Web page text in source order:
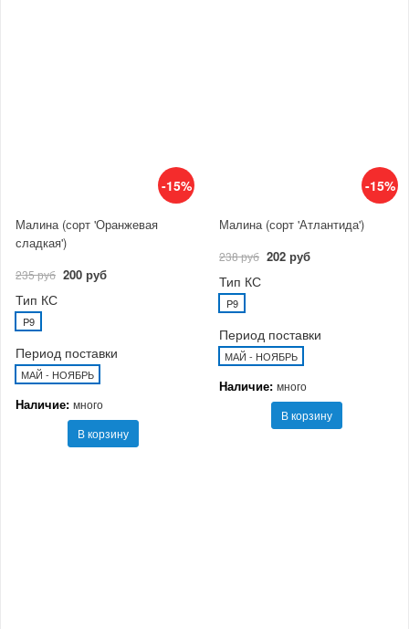
-15%
Малина (сорт 'Оранжевая
сладкая')
235 руб 200 руб
Тип КС
P9
Период поставки
МАЙ - НОЯБРЬ
Наличие: много
В корзину
-15%
Малина (сорт 'Атлантида')
238 руб 202 руб
Тип КС
P9
Период поставки
МАЙ - НОЯБРЬ
Наличие: много
В корзину